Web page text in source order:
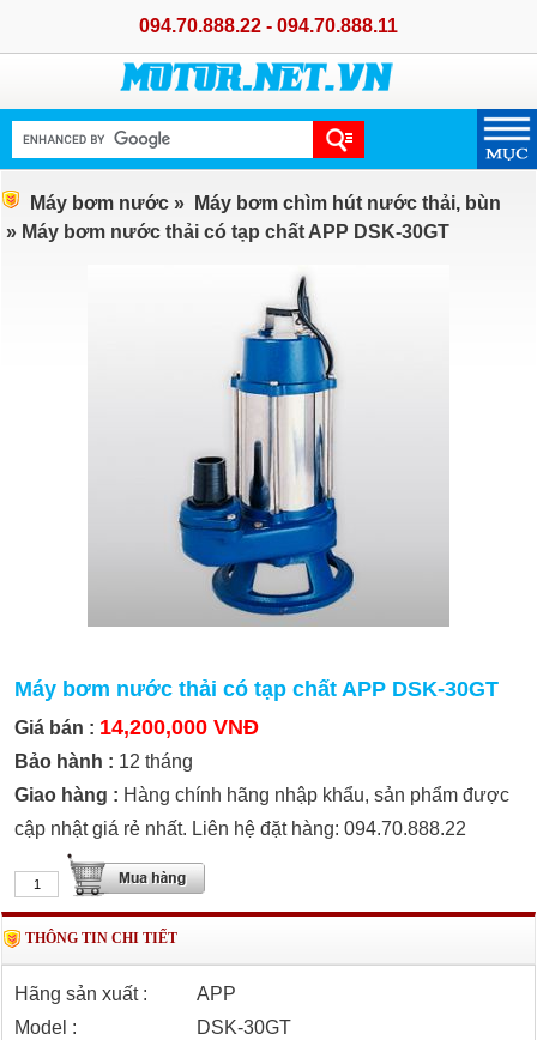
094.70.888.22 - 094.70.888.11
Máy bơm nước »
Máy bơm chìm hút nước thải, bùn
» Máy bơm nước thải có tạp chất APP DSK-30GT
Máy bơm nước thải có tạp chất APP DSK-30GT
Giá bán : 14,200,000 VNĐ
Bảo hành : 12 tháng
Giao hàng : Hàng chính hãng nhập khẩu, sản phẩm được
cập nhật giá rẻ nhất. Liên hệ đặt hàng: 094.70.888.22
THÔNG TIN CHI TIẾT
Hãng sản xuất :
APP
Model :
DSK-30GT